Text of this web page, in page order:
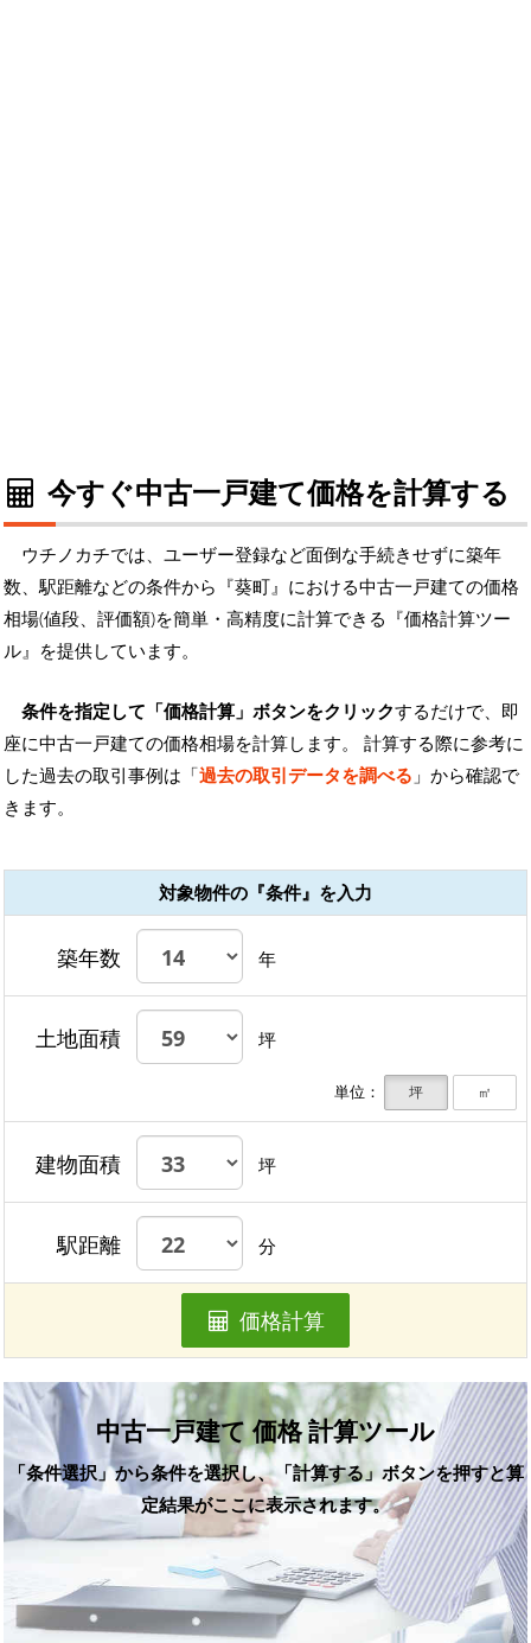
今すぐ中古一戸建て価格を計算する
ウチノカチでは、ユーザー登録など面倒な手続きせずに築年
数、駅距離などの条件から『葵町』における中古一戸建ての価格
相場(値段、評価額)を簡単・高精度に計算できる『価格計算ツー
ル』を提供しています。
条件を指定して「価格計算」ボタンをクリックするだけで、即
座に中古一戸建ての価格相場を計算します。 計算する際に参考に
した過去の取引事例は「過去の取引データを調べる 」から確認で
きます。
対象物件の『条件』を入力
築年数 年
土地面積 坪
単位： 坪 ㎡
建物面積 坪
駅距離 分
価格計算
中古一戸建て 価格 計算ツール
「条件選択」から条件を選択し、「計算する」ボタンを押すと算
定結果がここに表示されます。